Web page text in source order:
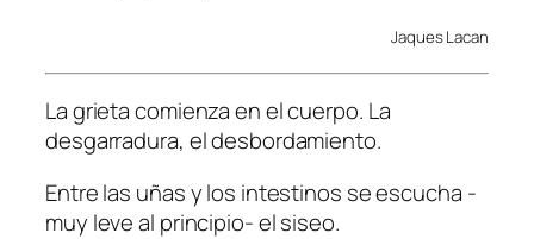
Jaques Lacan
La grieta comienza en el cuerpo. La
desgarradura, el desbordamiento.
Entre las uñas y los intestinos se escucha -
muy leve al principio- el siseo.